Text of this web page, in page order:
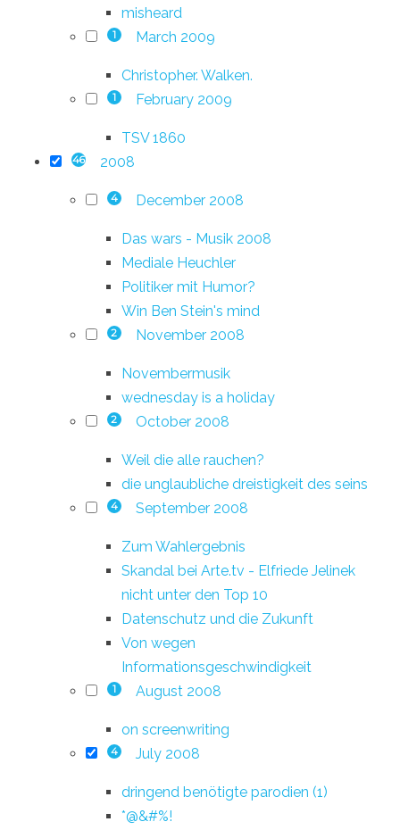
misheard
1 March 2009
Christopher. Walken.
1 February 2009
TSV 1860
46 2008
4 December 2008
Das wars - Musik 2008
Mediale Heuchler
Politiker mit Humor?
Win Ben Stein's mind
2 November 2008
Novembermusik
wednesday is a holiday
2 October 2008
Weil die alle rauchen?
die unglaubliche dreistigkeit des seins
4 September 2008
Zum Wahlergebnis
Skandal bei Arte.tv - Elfriede Jelinek
nicht unter den Top 10
Datenschutz und die Zukunft
Von wegen
Informationsgeschwindigkeit
1 August 2008
on screenwriting
4 July 2008
dringend benötigte parodien (1)
*@&#%!